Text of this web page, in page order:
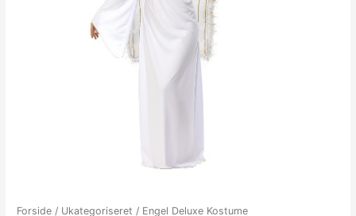
Forside / Ukategoriseret / Engel Deluxe Kostume